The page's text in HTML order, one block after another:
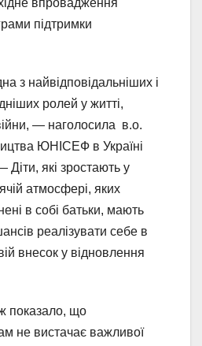
впровадження
підтримки
з найвідповідальніших і
ролей у житті,
— наголосила в.о.
ЮНІСЕФ в Україні
які зростають у
атмосфері, яких
в собі батьки, мають
реалізувати себе в
внесок у відновлення
показало, що
не вистачає важливої